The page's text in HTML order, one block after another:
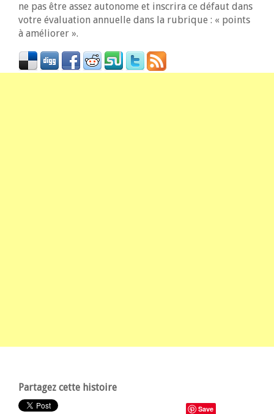
ne pas être assez autonome et inscrira ce défaut dans
votre évaluation annuelle dans la rubrique : « points
à améliorer ».
Partagez cette histoire
Save